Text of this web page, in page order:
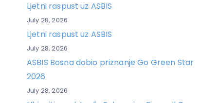
Ljetni raspust uz ASBIS
July 28, 2026
Ljetni raspust uz ASBIS
July 28, 2026
ASBIS Bosna dobio priznanje Go Green Star
2026
July 28, 2026